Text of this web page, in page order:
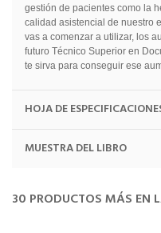
gestión de pacientes como la
calidad asistencial de nuestro
vas a comenzar a utilizar, los
futuro Técnico Superior en
te sirva para conseguir ese
HOJA DE
MUESTRA DEL LIBRO
30 PRODUCTOS MÁS EN